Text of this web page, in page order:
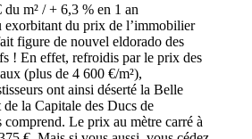
m² / + 6,3 % en 1 an
exorbitant du prix de l’immobilier
figure de nouvel eldorado des
! En effet, refroidis par le prix des
(plus de 4 600 €/m²),
ont ainsi déserté la Belle
la Capitale des Ducs de
comprend. Le prix au mètre carré à